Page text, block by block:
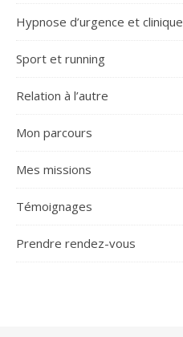
Hypnose d’urgence et clinique
Sport et running
Relation à l’autre
Mon parcours
Mes missions
Témoignages
Prendre rendez-vous